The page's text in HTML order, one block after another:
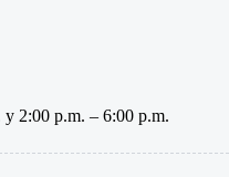
2:00 p.m. – 6:00 p.m.